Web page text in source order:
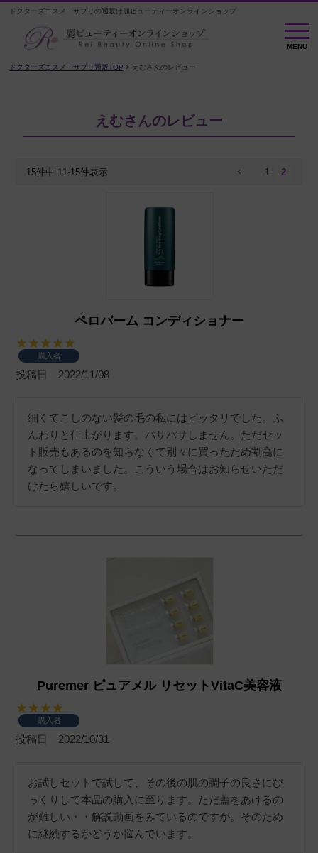
ドクターズコスメ・サプリの通販は麗ビューティーオンラインショップ
MENU
MENU
ドクターズコスメ・サプリ通販TOP えむさんのレビュー
えむさんのレビュー
15件中 11-15件表示 1 2
ペロバーム コンディショナー
購入者
投稿日 2022/11/08
細くてこしのない髪の毛の私にはピッタリでした。ふ
んわりと仕上がります。パサパサしません。ただセッ
ト販売もあるのを知らなくて別々に買ったため割高に
なってしまいました。こういう場合はお知らせいただ
けたら嬉しいです。
Puremer ピュアメル リセットVitaC美容液
購入者
投稿日 2022/10/31
お試しセットで試して、その後の肌の調子の良さにび
っくりして本品の購入に至ります。ただ蓋をあけるの
が難しい・・解説動画をみているのですが。そのため
に継続するかどうか悩んでいます。